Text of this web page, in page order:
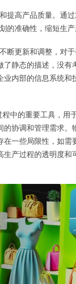
提高产品质量。通
准确性，缩短生产
断更新和调整，对
静态的描述，没有
内部的信息系统和
中的重要工具，用
协调和管理需求。
一些局限性，如需
产过程的透明度和